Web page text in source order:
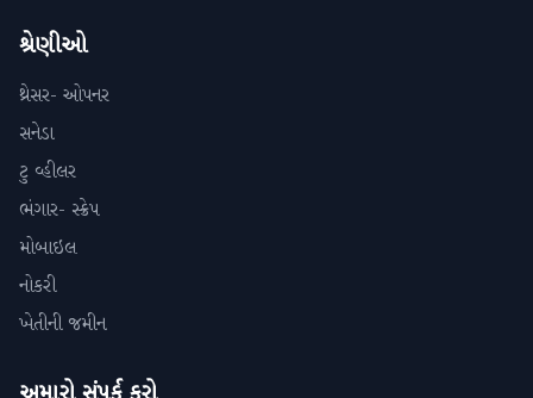
શ્રેણીઓ
થ્રેસર- ઓપનર
સનેડા
ટુ વ્હીલર
ભંગાર- સ્ક્રેપ
મોબાઇલ
નોકરી
ખેતીની જમીન